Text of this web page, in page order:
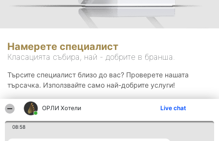
ОРЛИ Хотели Live chat
08:58
Намерете специалист
Класацията събира, най - добрите в бранша.
Търсите специалист близо до вас? Проверете нашата
търсачка. Използвайте само най-добрите услуги!